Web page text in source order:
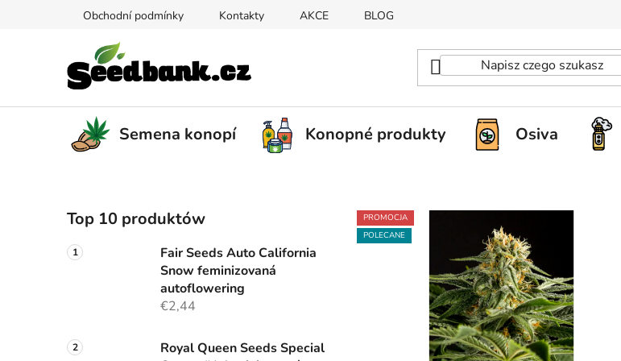
Obchodní podmínky Kontakty AKCE BLOG
Semena konopí Konopné produkty Osiva
a
s
e
c
Top 10 produktów
Fair Seeds Auto California
Snow feminizovaná
autoflowering
€2,44
Royal Queen Seeds Special
PROMOCJA
POLECANE